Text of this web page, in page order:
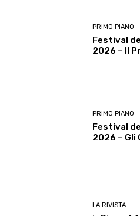
PRIMO PIANO
Festival
2026 – Il
PRIMO PIANO
Festival
2026 – Gli
LA RIVISTA